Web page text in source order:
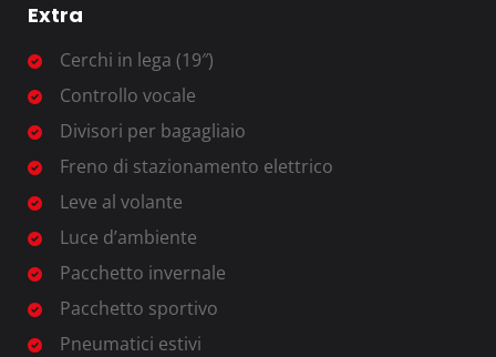
Extra
Cerchi in lega (19″)
Controllo vocale
Divisori per bagagliaio
Freno di stazionamento elettrico
Leve al volante
Luce d’ambiente
Pacchetto invernale
Pacchetto sportivo
Pneumatici estivi